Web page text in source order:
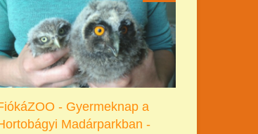
- Gyermeknap a
Madárparkban -